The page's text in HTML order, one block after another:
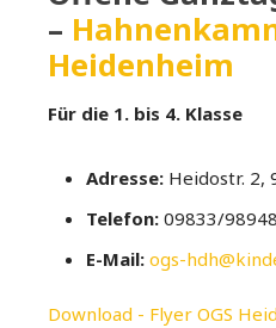
–
Heidenheim
Für die 1. bis 4. Klasse
Adresse: Heidostr. 2,
Telefon: 09833/
E-Mail: ogs-
Download - Flyer OGS